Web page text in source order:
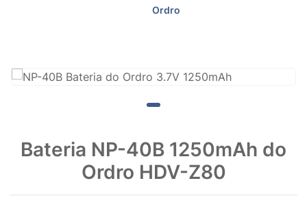
Ordro
Bateria NP-40B 1250mAh do
Ordro HDV-Z80